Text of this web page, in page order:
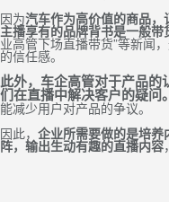
因为汽车作为高价值的商品
主播享有的品牌背书是一般带
业高管下场直播带货”等新闻
的信任感。
此外，车企高管对于产品的
们在直播中解决客户的疑问
能减少用户对产品的争议。
因此， 企业所需要做的是培养
阵，输出生动有趣的直播内容